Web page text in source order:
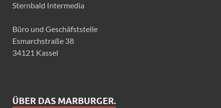
Sternbald Intermedia
Büro und Geschäfststelle
Esmarchstraße 38
34121 Kassel
ÜBER DAS MARBURGER.